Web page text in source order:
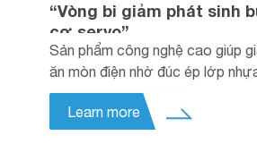
“Vòng bi giảm phát sinh
cơ servo”
Sản phẩm công nghệ cao giúp
ăn mòn điện nhờ đúc ép lớp
bề mặt ngoài và bề rộng của
NTN (sau đây gọi là “NTN”) đã
Learn more